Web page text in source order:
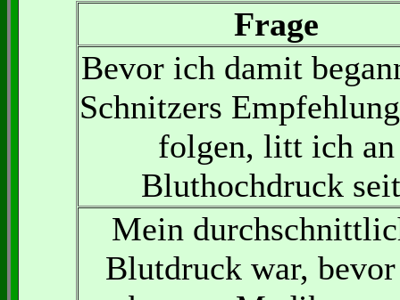
Frage
Bevor ich damit
Schnitzers
folgen, litt ich an
Bluthochdruck
Mein
Blutdruck war,